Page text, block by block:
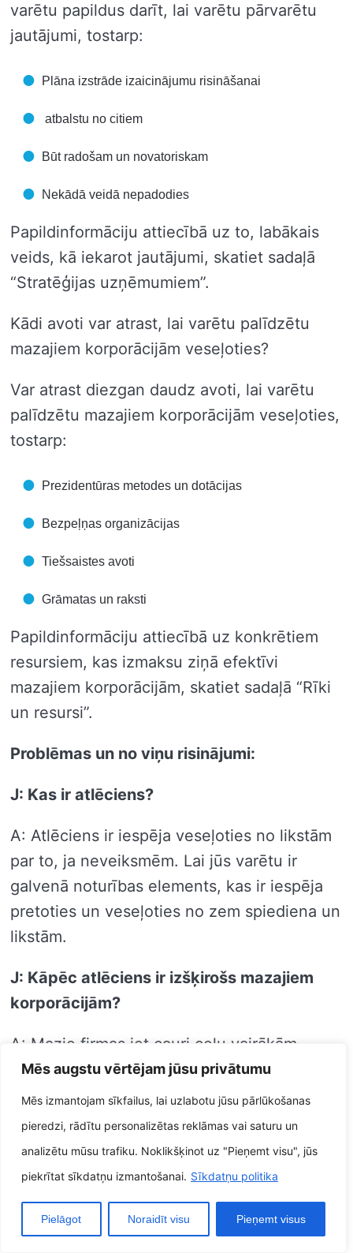
Mēs augstu vērtējam jūsu privātumu
Mēs izmantojam sīkfailus, lai uzlabotu jūsu pārlūkošanas
pieredzi, rādītu personalizētas reklāmas vai saturu un
analizētu mūsu trafiku. Noklikšķinot uz "Pieņemt visu", jūs
piekrītat sīkdatņu izmantošanai. Sīkdatņu politika
Pielāgot Noraidīt visu Pieņemt visus
varētu papildus darīt, lai varētu pārvarētu
jautājumi, tostarp:
Plāna izstrāde izaicinājumu risināšanai
atbalstu no citiem
Būt radošam un novatoriskam
Nekādā veidā nepadodies
Papildinformāciju attiecībā uz to, labākais
veids, kā iekarot jautājumi, skatiet sadaļā
“Stratēģijas uzņēmumiem”.
Kādi avoti var atrast, lai varētu palīdzētu
mazajiem korporācijām veseļoties?
Var atrast diezgan daudz avoti, lai varētu
palīdzētu mazajiem korporācijām veseļoties,
tostarp:
Prezidentūras metodes un dotācijas
Bezpeļņas organizācijas
Tiešsaistes avoti
Grāmatas un raksti
Papildinformāciju attiecībā uz konkrētiem
resursiem, kas izmaksu ziņā efektīvi
mazajiem korporācijām, skatiet sadaļā “Rīki
un resursi”.
Problēmas un no viņu risinājumi:
J: Kas ir atlēciens?
A: Atlēciens ir iespēja veseļoties no likstām
par to, ja neveiksmēm. Lai jūs varētu ir
galvenā noturības elements, kas ir iespēja
pretoties un veseļoties no zem spiediena un
likstām.
J: Kāpēc atlēciens ir izšķirošs mazajiem
korporācijām?
A: Mazie firmas iet cauri ceļu vairākām
problēmām, tostarp ekonomisko
nenoteiktību, konkurenci un mainīgajiem
noteikumiem. Atgriešanās ir izšķiroša, lai
varētu palīdzētu mazajiem korporācijām
iekarot šīs jautājumi un palikt panākumus.
J: Labākais veids, kā mazie firmas varētu
papildus veseļoties?